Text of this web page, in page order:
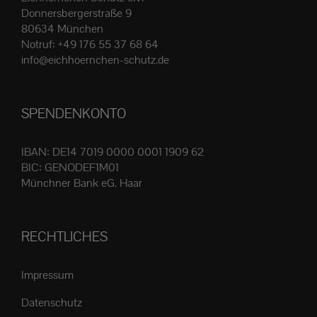
Die
können
auf
Produktseite
gewählt
Donnersbergerstraße 9
80634 München
Notruf: +49 176 55 37 68 64
info@eichhoernchen-schutz.de
SPENDENKONTO
IBAN: DE14 7019 0000 0001 1909 62
BIC: GENODEF1M01
Münchner Bank eG. Haar
RECHTLICHES
Impressum
Datenschutz